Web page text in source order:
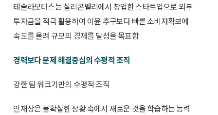
테슬라모터스는 실리콘밸리에서 창업한 스타트업으로 외부
투자금을 적극 활용하여 이윤 추구보다 빠른 소비자확보에
속도를 올려 규모의 경제를 달성을 목표함
경력보다 문제 해결중심의 수평적 조직
강한 팀 워크기반의 수평적 조직
인재상은 불확실한 상황 속에서 새로운 것을 학습하는 능력